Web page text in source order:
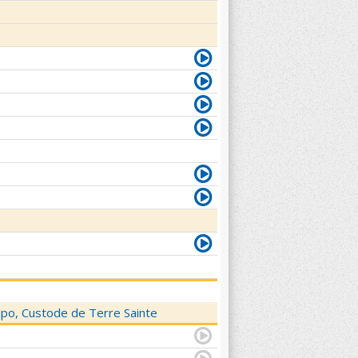
Custode de Terre Sainte